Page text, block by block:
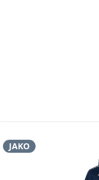
JAKO